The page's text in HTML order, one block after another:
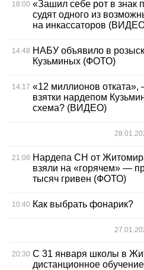
18:00 «Зашил себе рот в знак
судят одного из
на инкассаторов
14:48 НАБУ объявило в
Кузьминых (ФОТО)
14:17 «12 миллионов
взятки нардепом
схема? (ВИДЕО)
21:08 Нардепа СН от
взяли на «горячем» —
тысяч гривен (ФОТО)
10:40 Как выбрать фонарик?
20:30 С 31 января школы в
дистанционное обучение